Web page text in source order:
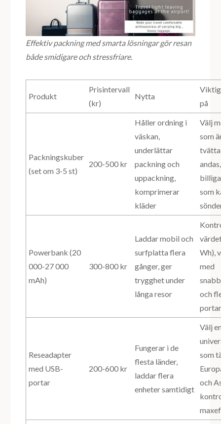
Effektiv packning med smarta lösningar gör resan
både smidigare och stressfriare.
Produkt
Prisintervall
(kr)
Nytta
på
Packningskuber
(set om 3-5 st)
200-500 kr
Håller ordning i
väskan,
underlättar
packning och
uppackning,
komprimerar
kläder
Välj
som
tvätta
som
Powerbank (20
000-27 000
mAh)
300-800 kr
Laddar mobil och
surfplatta flera
gånger, ger
trygghet under
långa resor
Wh),
med
och
Reseadapter
med USB-
portar
200-600 kr
Fungerar i de
flesta länder,
laddar flera
enheter samtidigt
Välj
som
och